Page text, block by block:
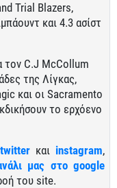
Trial Blazers,
και 4.3 ασίστ
τον C.J McCollum
της Λίγκας,
και οι Sacramento
το ερχόενο
twitter και instagram,
μας στο google
του site.